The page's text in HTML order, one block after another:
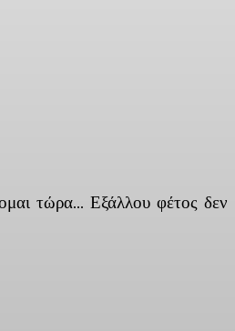
τώρα… Εξάλλου φέτος δεν